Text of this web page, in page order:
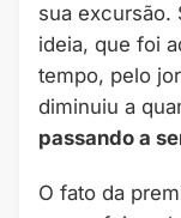
sua excursão.
ideia, que foi
tempo, pelo
diminuiu a
passando a
O fato da